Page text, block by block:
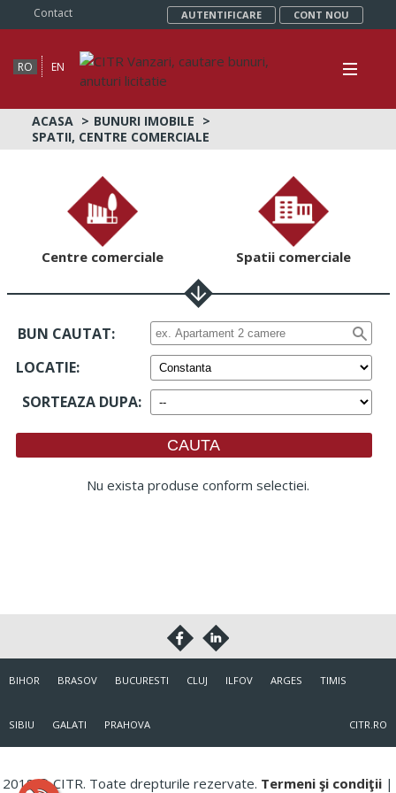
Contact AUTENTIFICARE CONT NOU
RO EN
ACASA
BUNURI IMOBILE
SPATII, CENTRE COMERCIALE
Centre comerciale Spatii comerciale
BUN CAUTAT:
LOCATIE:
SORTEAZA DUPA:
Nu exista produse conform selectiei.
BIHOR BRASOV BUCURESTI CLUJ ILFOV ARGES TIMIS
SIBIU GALATI PRAHOVA CITR.RO
2018 © CITR. Toate drepturile rezervate. Termeni şi condiţii |